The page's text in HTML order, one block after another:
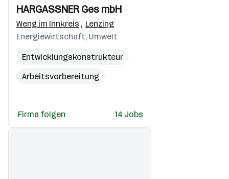
Videos
Einblicke
Einblicke
HARGASSNER Ges mbH
Weng im Innkreis , Lenzing
Energiewirtschaft, Umwelt
Entwicklungskonstrukteur
Arbeitsvorbereitung
Entwicklungstechniker
Firma folgen 14 Jobs